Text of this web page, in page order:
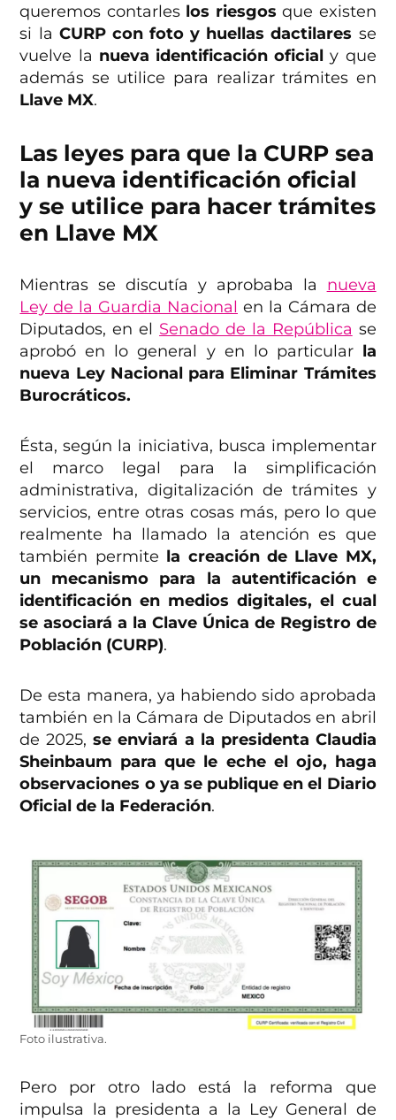
queremos contarles los riesgos que existen
si la CURP con foto y huellas dactilares se
vuelve la nueva identificación oficial y que
además se utilice para realizar trámites en
Llave MX.
Las leyes para que la CURP sea
la nueva identificación oficial
y se utilice para hacer trámites
en Llave MX
Mientras se discutía y aprobaba la nueva
Ley de la Guardia Nacional en la Cámara de
Diputados, en el Senado de la República se
aprobó en lo general y en lo particular la
nueva Ley Nacional para Eliminar Trámites
Burocráticos.
Ésta, según la iniciativa, busca implementar
el marco legal para la simplificación
administrativa, digitalización de trámites y
servicios, entre otras cosas más, pero lo que
realmente ha llamado la atención es que
también permite la creación de Llave MX,
un mecanismo para la autentificación e
identificación en medios digitales, el cual
se asociará a la Clave Única de Registro de
Población (CURP).
De esta manera, ya habiendo sido aprobada
también en la Cámara de Diputados en abril
de 2025, se enviará a la presidenta Claudia
Sheinbaum para que le eche el ojo, haga
observaciones o ya se publique en el Diario
Oficial de la Federación.
Foto ilustrativa.
Pero por otro lado está la reforma que
impulsa la presidenta a la Ley General de